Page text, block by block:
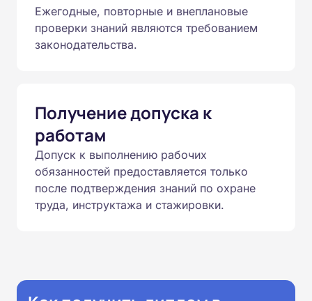
Ежегодные, повторные и внеплановые
проверки знаний являются требованием
законодательства.
Получение допуска к
работам
Допуск к выполнению рабочих
обязанностей предоставляется только
после подтверждения знаний по охране
труда, инструктажа и стажировки.